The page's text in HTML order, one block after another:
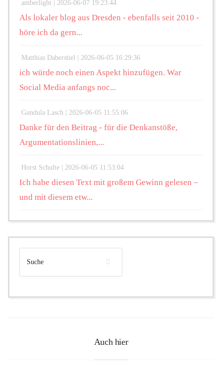
amberlight | 2026-06-07 19:23:44
Als lokaler blog aus Dresden - ebenfalls seit 2010 -
höre ich da gern...
Matthias Daberstiel | 2026-06-05 16:29:36
ich würde noch einen Aspekt hinzufügen. War
Social Media anfangs noc...
Gundula Lasch | 2026-06-05 11:55:06
Danke für den Beitrag - für die Denkanstöße,
Argumentationslinien,...
Horst Schulte | 2026-06-05 11:53:04
Ich habe diesen Text mit großem Gewinn gelesen –
und mit diesem etw...
Auch hier